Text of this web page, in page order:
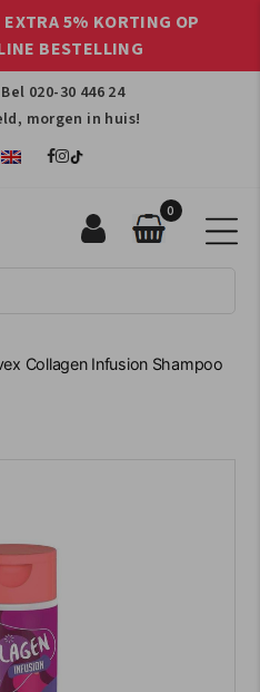
5% KORTING OP
BESTELLING
020-30 446 24
morgen in huis!
0
Collagen Infusion Shampoo